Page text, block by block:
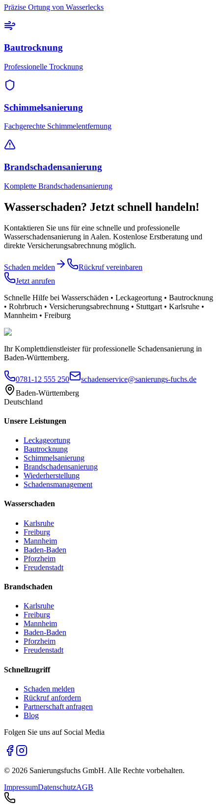
Präzise Ortung von Wasserlecks
Bautrocknung
Professionelle Trocknung
Schimmelsanierung
Fachgerechte Schimmelentfernung
Brandschadensanierung
Komplette Brandschadensanierung
Wasserschaden? Jetzt schnell handeln!
Kontaktieren Sie uns für eine schnelle und professionelle
Wasserschadensanierung in Aalen. Kostenlose Erstberatung und
direkte Versicherungsabrechnung möglich.
Schaden melden
Rückruf vereinbaren
Jetzt anrufen
Schnelle Hilfe bei Wasserschäden • Leckageortung • Bautrocknung
• Rohrbruch • Versicherungsabrechnung • Stuttgart • Karlsruhe •
Mannheim • Freiburg
Ihr Komplettdienstleister für professionelle Schadensanierung in
Baden-Württemberg.
0781-12 555 250
schadenservice@sanierungs-fuchs.de
Baden-Württemberg
Deutschland
Unsere Leistungen
Leckageortung
Bautrocknung
Schimmelsanierung
Brandschadensanierung
Wiederherstellung
Schadensmanagement
Wasserschaden
Karlsruhe
Freiburg
Mannheim
Baden-Baden
Pforzheim
Freudenstadt
Brandschaden
Karlsruhe
Freiburg
Mannheim
Baden-Baden
Pforzheim
Freudenstadt
Schnellzugriff
Schaden melden
Rückruf anfordern
Partnerschaft anfragen
Blog
Folgen Sie uns auf Social Media
© 2026 Sanierungsfuchs GmbH. Alle Rechte vorbehalten.
ImpressumDatenschutzAGB